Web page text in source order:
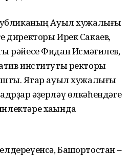
Ауыл хужалығы
директоры Ирек Сакаев,
рәйесе Фидан Исмәғилев,
институты ректоры
Яҡтар ауыл хужалығы
әҙерләү өлкәһендәге
хаҡында
Башҡортостан –